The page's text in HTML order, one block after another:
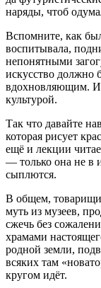
наряды, чтоб
Вспомните, как
воспитывала,
непонятными
искусство должно
вдохновляющим. И
культурой.
Так что давайте
которая рисует
ещё и лекции
— только она не в
сыплются.
В общем,
муть из музеев,
сжечь без
храмами
родной земли,
всяких там
кругом идёт.